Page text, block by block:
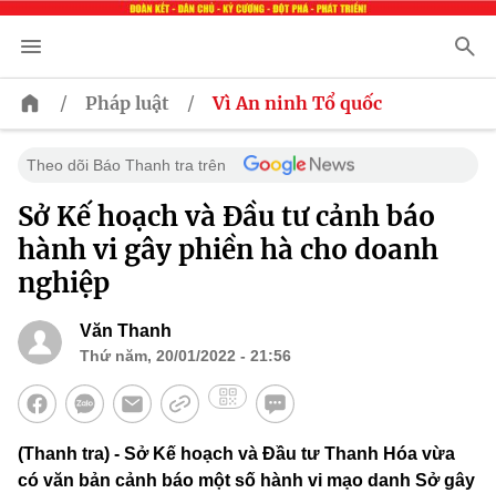
/ Pháp luật / Vì An ninh Tổ quốc
Theo dõi Báo Thanh tra trên
Sở Kế hoạch và Đầu tư cảnh báo
hành vi gây phiền hà cho doanh
nghiệp
Văn Thanh
Thứ năm, 20/01/2022 - 21:56
(Thanh tra) - Sở Kế hoạch và Đầu tư Thanh Hóa vừa
có văn bản cảnh báo một số hành vi mạo danh Sở gây